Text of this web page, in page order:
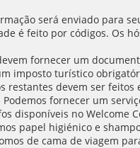
será enviado para
é feito por códigos. Os
fornecer um
imposto turístico
restantes devem ser feitos
Podemos fornecer um
disponíveis no Welcome
papel higiénico e
de cama de viagem